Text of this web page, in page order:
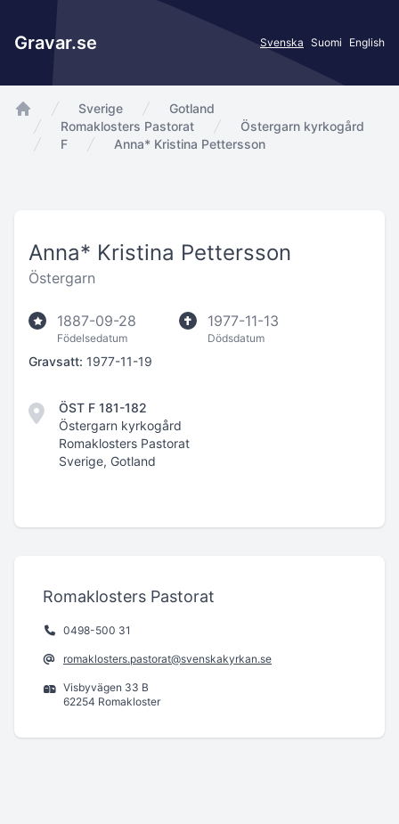
Gravar.se Svenska Suomi English
app.Start
Sverige
Gotland
Romaklosters Pastorat
Östergarn kyrkogård
F
Anna* Kristina Pettersson
Anna* Kristina Pettersson
Östergarn
1887-09-28
Födelsedatum
1977-11-13
Dödsdatum
Gravsatt: 1977-11-19
ÖST F 181-182
Östergarn kyrkogård
Romaklosters Pastorat
Sverige, Gotland
Romaklosters Pastorat
0498-500 31
romaklosters.pastorat@svenskakyrkan.se
Visbyvägen 33 B
62254 Romakloster